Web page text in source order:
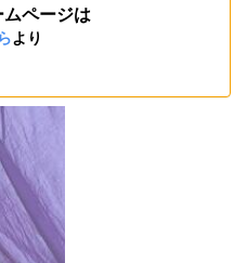
ページは
より